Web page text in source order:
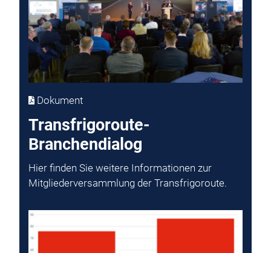
Dokument
Transfrigoroute-
Branchendialog
Hier finden Sie weitere Informationen zur
Mitgliederversammlung der Transfrigoroute.